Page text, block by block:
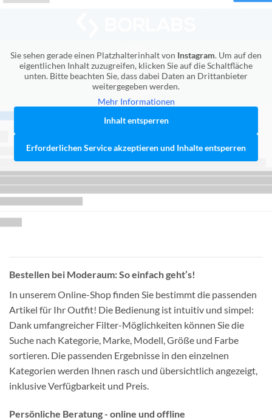
Sie sehen gerade einen Platzhalterinhalt von Instagram. Um auf den
eigentlichen Inhalt zuzugreifen, klicken Sie auf die Schaltfläche
unten. Bitte beachten Sie, dass dabei Daten an Drittanbieter
weitergegeben werden.
Mehr Informationen
Inhalt entsperren
Erforderlichen Service akzeptieren und Inhalte entsperren
Bestellen bei Moderaum: So einfach geht’s!
In unserem Online-Shop finden Sie bestimmt die passenden
Artikel für Ihr Outfit! Die Bedienung ist intuitiv und simpel:
Dank umfangreicher Filter-Möglichkeiten können Sie die
Suche nach Kategorie, Marke, Modell, Größe und Farbe
sortieren. Die passenden Ergebnisse in den einzelnen
Kategorien werden Ihnen rasch und übersichtlich angezeigt,
inklusive Verfügbarkeit und Preis.
Persönliche Beratung - online und offline